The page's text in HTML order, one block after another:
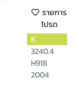
รายการ
โปรด
K
3240.4
H918
2004